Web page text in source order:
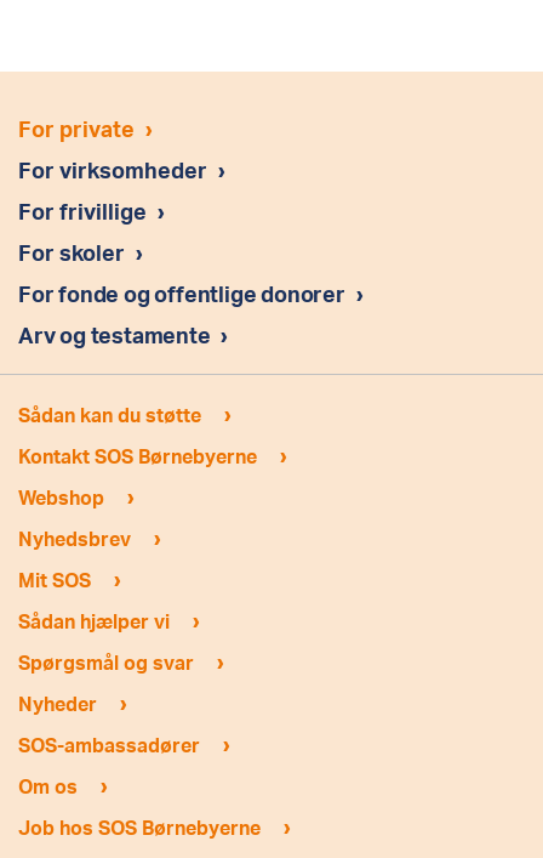
For private ›
For virksomheder ›
For frivillige ›
For skoler ›
For fonde og offentlige donorer ›
Arv og testamente ›
Sådan kan du støtte ›
Kontakt SOS Børnebyerne ›
Webshop ›
Nyhedsbrev ›
Mit SOS ›
Sådan hjælper vi ›
Spørgsmål og svar ›
Nyheder ›
SOS-ambassadører ›
Om os ›
Job hos SOS Børnebyerne ›